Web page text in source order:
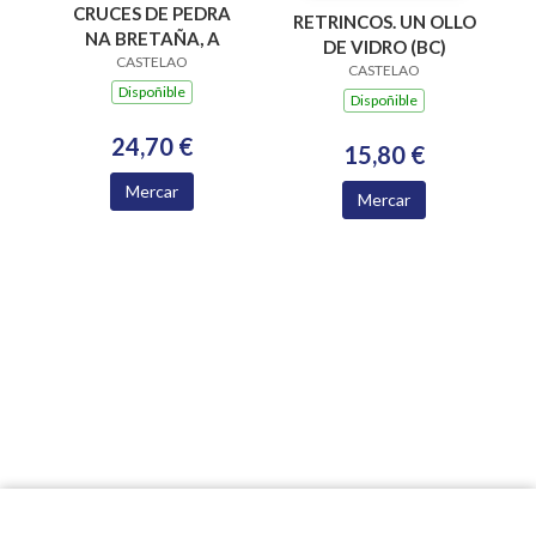
CRUCES DE PEDRA
NA BRETAÑA, A
CASTELAO
Dispoñible
24,70 €
Mercar
RETRINCOS. UN OLLO
DE VIDRO (BC)
CASTELAO
Dispoñible
15,80 €
Mercar